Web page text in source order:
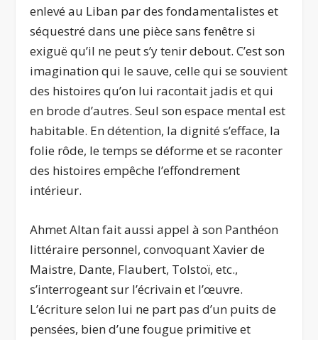
enlevé au Liban par des fondamentalistes et
séquestré dans une pièce sans fenêtre si
exiguë qu’il ne peut s’y tenir debout. C’est son
imagination qui le sauve, celle qui se souvient
des histoires qu’on lui racontait jadis et qui
en brode d’autres. Seul son espace mental est
habitable. En détention, la dignité s’efface, la
folie rôde, le temps se déforme et se raconter
des histoires empêche l’effondrement
intérieur.
Ahmet Altan fait aussi appel à son Panthéon
littéraire personnel, convoquant Xavier de
Maistre, Dante, Flaubert, Tolstoï, etc.,
s’interrogeant sur l’écrivain et l’œuvre.
L’écriture selon lui ne part pas d’un puits de
pensées, bien d’une fougue primitive et